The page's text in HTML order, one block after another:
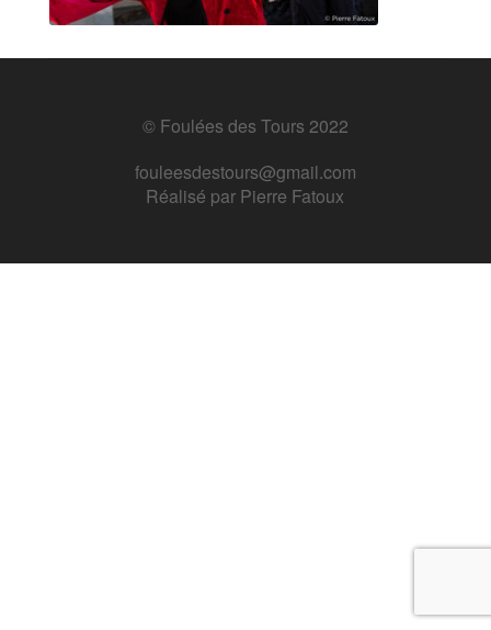
© Foulées des Tours 2022
fouleesdestours@gmail.com
Réalisé par Pierre Fatoux